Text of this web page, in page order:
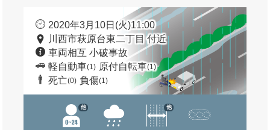
2020年3月10日(火)11:00
川西市萩原台東二丁目 付近
車両相互 小破事故
軽自動車(1) 原付自転車(1)
死亡(0) 負傷(1)
他 他